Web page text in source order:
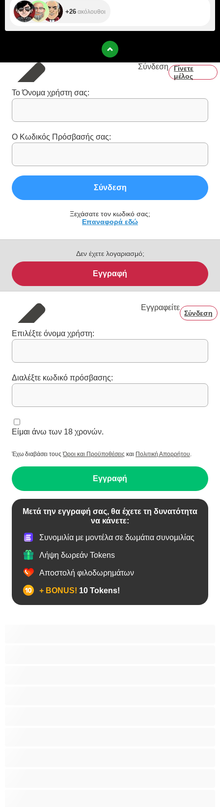
+26 ακόλουθοι
Σύνδεση
Γίνετε
μέλος
Το Όνομα χρήστη σας:
Ο Κωδικός Πρόσβασής σας:
Σύνδεση
Ξεχάσατε τον κωδικό σας;
Επαναφορά εδώ
Δεν έχετε λογαριασμό;
Εγγραφή
Εγγραφείτε
Σύνδεση
Επιλέξτε όνομα χρήστη:
Διαλέξτε κωδικό πρόσβασης:
Είμαι άνω των 18 χρονών.
Έχω διαβάσει τουςΌροι και Προϋποθέσεις και Πολιτική Απορρήτου.
Εγγραφή
Μετά την εγγραφή σας, θα έχετε τη δυνατότητα
να κάνετε:
Συνομιλία με μοντέλα σε δωμάτια συνομιλίας
Λήψη δωρεάν Tokens
Αποστολή φιλοδωρημάτων
+ BONUS! 10 Tokens!